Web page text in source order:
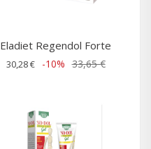
Eladiet Regendol Forte
30,28 € -10% 33,65 €